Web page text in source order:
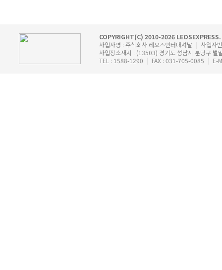
COPYRIGHT(C) 2010-2026
사업자명 : 주식회사 레오스인터내셔날
사업자
사업장소재지 : (13503) 경기도 성남시 분당구
TEL : 1588-1290
FAX : 031-705-0085 E-